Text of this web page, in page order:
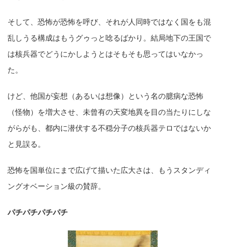
そして、恐怖が恐怖を呼び、それが人同時ではなく国をも混
乱しうる構成はもうグゥっと唸るばかり。結局地下の王国で
は核兵器でどうにかしようとはそもそも思ってはいなかっ
た。
けど、他国が妄想（あるいは想像）という名の臆病な恐怖
（怪物）を増大させ、未曾有の天変地異を目の当たりにしな
がらがも、都内に潜伏する不穏分子の核兵器テロではないか
と見誤る。
恐怖を国単位にまで広げて描いた広大さは、もうスタンディ
ングオベーション級の賛辞。
パチパチパチパチ